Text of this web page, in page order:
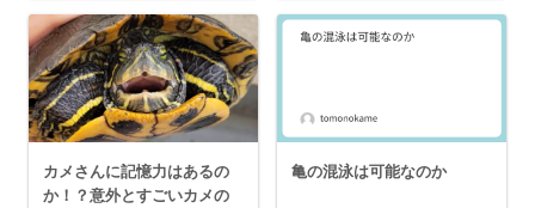
カメさんに記憶力はあるの
か！？意外とすごいカメの
亀の混泳は可能なのか